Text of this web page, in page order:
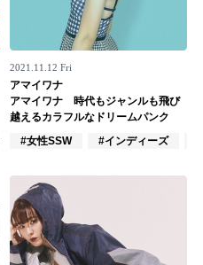
#オルタナティブ
2021.11.12 Fri
アマイワナ
アマイワナ 時代もジャンルも飛び
越えるカラフルなドリームパンク
#女性SSW
#インディーズ